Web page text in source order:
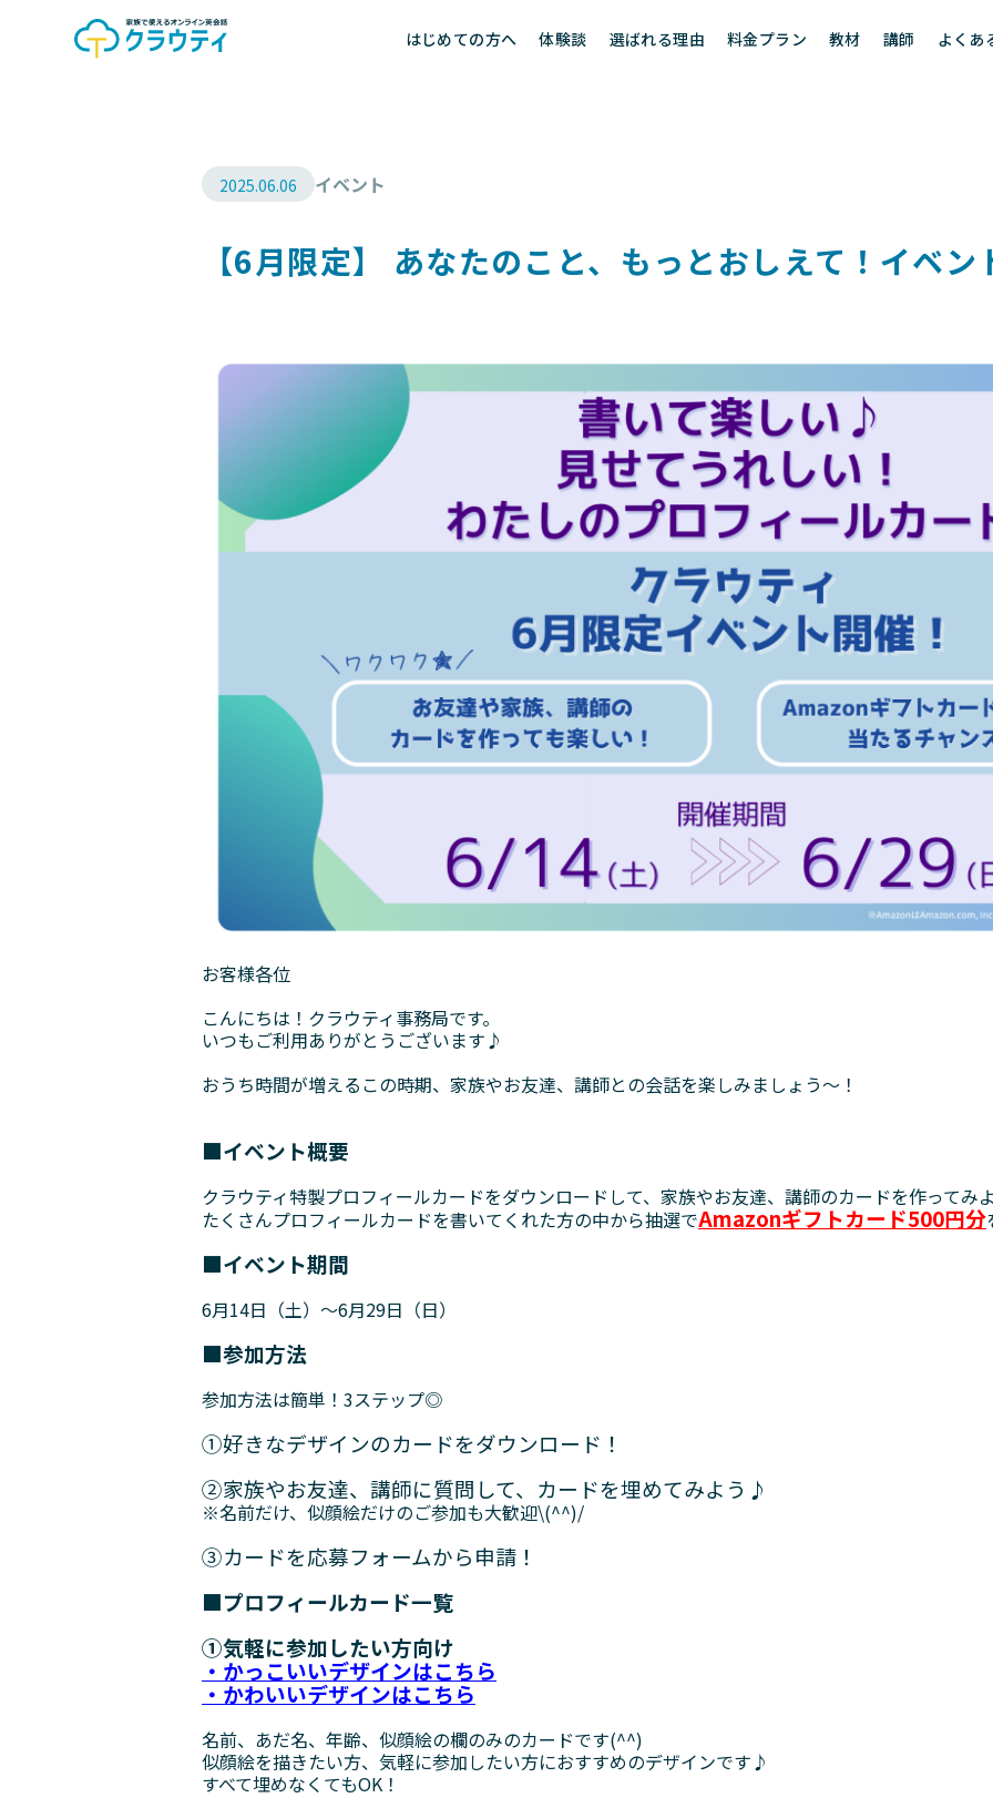
はじめての方へ 体験談 選ばれる理由 料金プラン 教材 講師 よくあ
2025.06.06 イベント
【6月限定】 あなたのこと、もっとおしえて！イベ
お客様各位
こんにちは！クラウティ事務局です。
いつもご利用ありがとうございます♪
おうち時間が増えるこの時期、家族やお友達、講師との会話を楽しみましょう～！
■イベント概要
クラウティ特製プロフィールカードをダウンロードして、家族やお友達、講師のカードを作ってみ
たくさんプロフィールカードを書いてくれた方の中から抽選でAmazonギフトカード500円分
■イベント期間
6月14日（土）～6月29日（日）
■参加方法
参加方法は簡単！3ステップ◎
①好きなデザインのカードをダウンロード！
②家族やお友達、講師に質問して、カードを埋めてみよう♪
※名前だけ、似顔絵だけのご参加も大歓迎\(^^)/
③カードを応募フォームから申請！
■プロフィールカード一覧
①気軽に参加したい方向け
・かっこいいデザインはこちら
・かわいいデザインはこちら
名前、あだ名、年齢、似顔絵の欄のみのカードです(^^)
似顔絵を描きたい方、気軽に参加したい方におすすめのデザインです♪
すべて埋めなくてもOK！